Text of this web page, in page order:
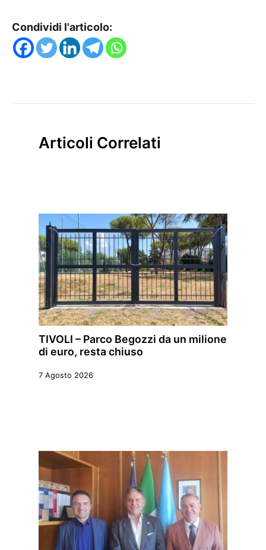
Condividi l'articolo:
Articoli Correlati
TIVOLI – Parco Begozzi da un milione
di euro, resta chiuso
7 Agosto 2026